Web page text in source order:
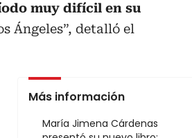
muy difícil en su
Ángeles”, detalló el
Más información
María Jimena Cárdenas